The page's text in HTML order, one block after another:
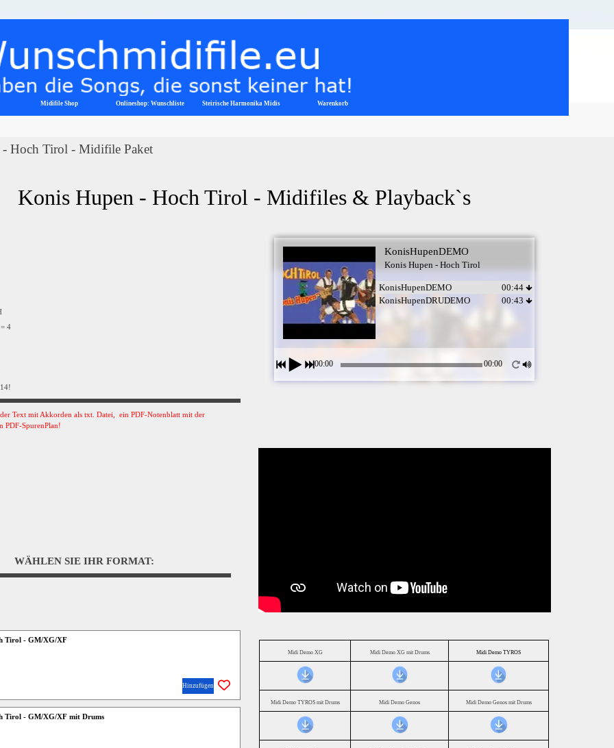
Menü überspringen
Midifile Shop ▼
Onlineshop: Wunschliste Steirische Harmonika Midis ▼
Warenkorb
Hoch Tirol - Midifile Paket
Konis Hupen - Hoch Tirol - Midifiles & Playback`s
4
Text mit Akkorden als txt. Datei, ein PDF-Notenblatt mit der
PDF-SpurenPlan!
KonisHupenDEMO
Konis Hupen - Hoch Tirol
KonisHupenDEMO
00:44
KonisHupenDRUDEMO
00:43
00:00 00:00
WÄHLEN SIE IHR FORMAT:
Tirol - GM/XG/XF
Hinzufügen
Tirol - GM/XG/XF mit Drums
Midi Demo XG Midi Demo XG mit Drums Midi Demo TYROS
Midi Demo TYROS mit Drums Midi Demo Genos Midi Demo Genos mit Drums